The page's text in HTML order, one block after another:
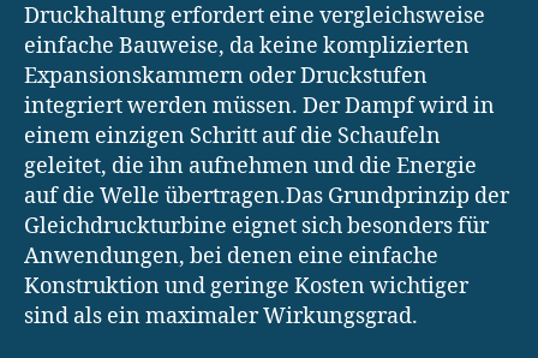
Druckhaltung erfordert eine vergleichsweise
einfache Bauweise, da keine komplizierten
Expansionskammern oder Druckstufen
integriert werden müssen. Der Dampf wird in
einem einzigen Schritt auf die Schaufeln
geleitet, die ihn aufnehmen und die Energie
auf die Welle übertragen.Das Grundprinzip der
Gleichdruckturbine eignet sich besonders für
Anwendungen, bei denen eine einfache
Konstruktion und geringe Kosten wichtiger
sind als ein maximaler Wirkungsgrad.